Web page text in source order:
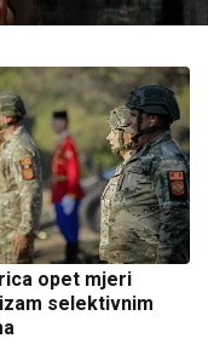
opet mjeri
selektivnim